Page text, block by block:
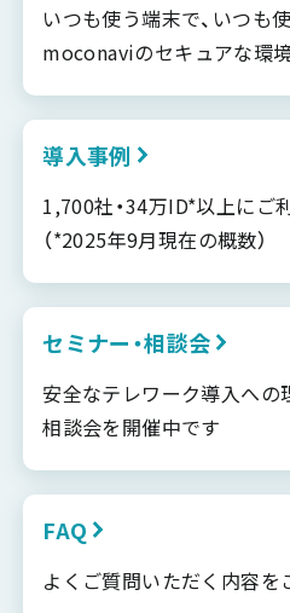
いつも使う端末で、いつも
moconaviのセキュアな環
導入事例
1,700社・34万ID*以上に
（*2025年9月現在の概数）
セミナー・相談会
安全なテレワーク導入への
相談会を開催中です
FAQ
よくご質問いただく内容を